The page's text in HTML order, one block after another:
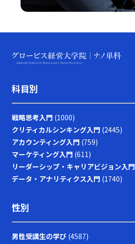
科目別
戦略思考入門 (1000)
クリティカルシンキング入門 (2445)
アカウンティング入門 (759)
マーケティング入門 (611)
リーダーシップ・キャリアビジョン入門
データ・アナリティクス入門 (1740)
性別
男性受講生の学び (4587)